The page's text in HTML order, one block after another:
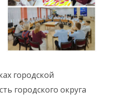
городской
городского округа